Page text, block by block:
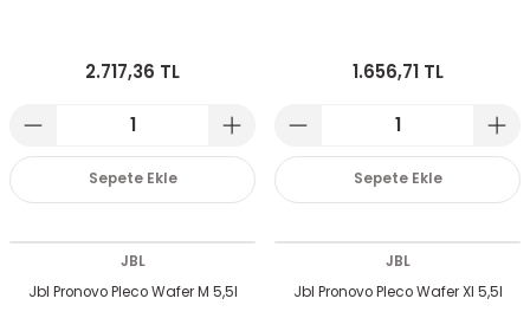
2.717,36 TL
Sepete Ekle
1.656,71 TL
Sepete Ekle
JBL
Jbl Pronovo Pleco Wafer M 5,5l
JBL
Jbl Pronovo Pleco Wafer Xl 5,5l